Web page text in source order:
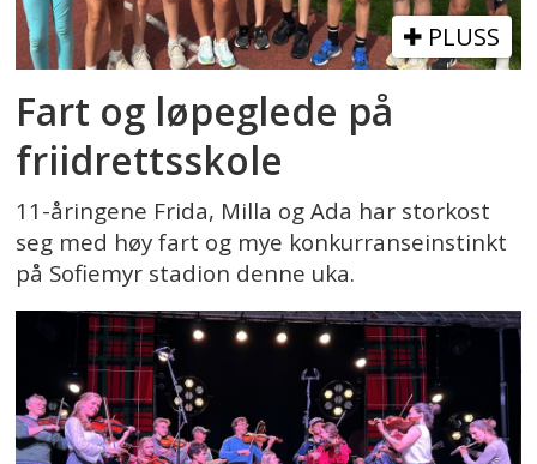
PLUSS
Fart og løpeglede på
friidrettsskole
11-åringene Frida, Milla og Ada har storkost
seg med høy fart og mye konkurranseinstinkt
på Sofiemyr stadion denne uka.